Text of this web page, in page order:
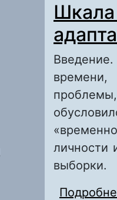
Шкала
личности
выборки.